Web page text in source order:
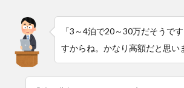
「3～4泊で20～30万だそうで
すからね。かなり高額だと思い